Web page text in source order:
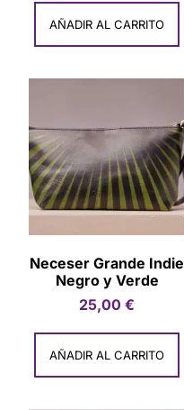
AÑADIR AL CARRITO
Neceser Grande Indie
Negro y Verde
25,00€
AÑADIR AL CARRITO